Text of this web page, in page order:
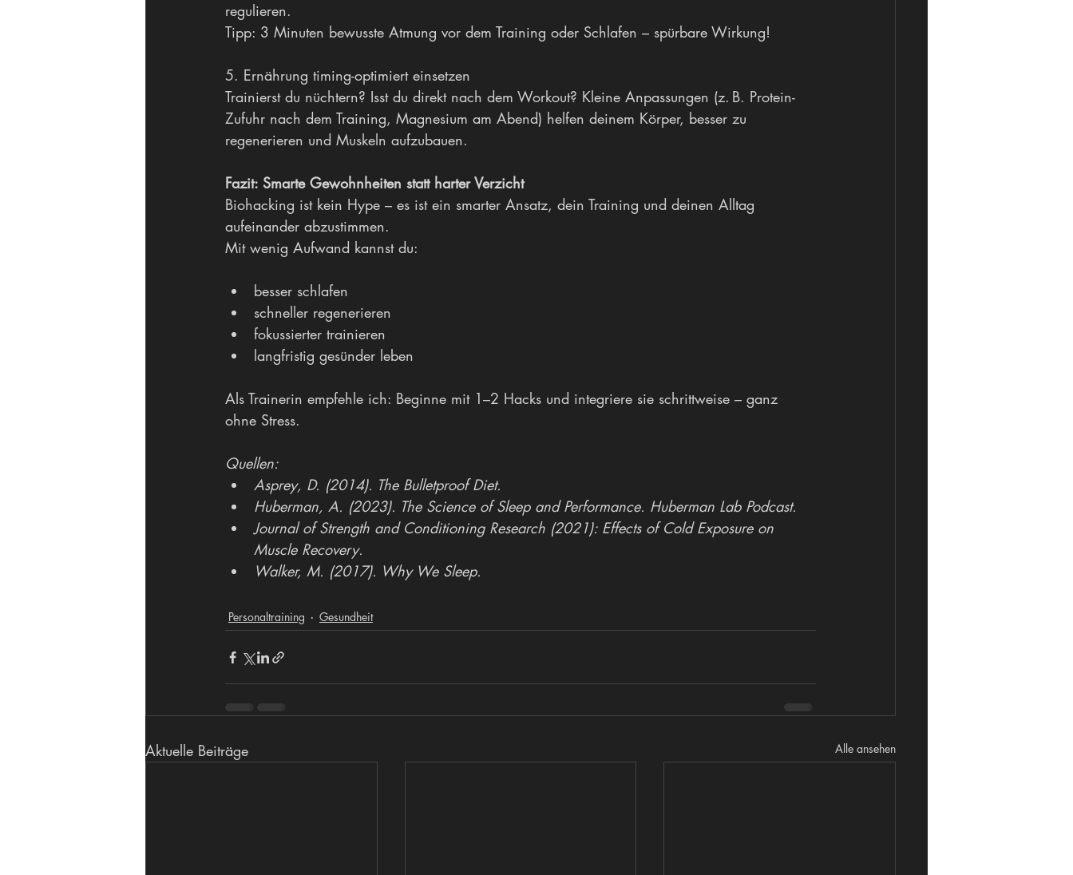
regulieren.
Tipp: 3 Minuten bewusste Atmung vor dem Training oder Schlafen – spürbare Wirkung!
5. Ernährung timing-optimiert einsetzen
Trainierst du nüchtern? Isst du direkt nach dem Workout? Kleine Anpassungen (z. B. Protein-
Zufuhr nach dem Training, Magnesium am Abend) helfen deinem Körper, besser zu
regenerieren und Muskeln aufzubauen.
Fazit: Smarte Gewohnheiten statt harter Verzicht
Biohacking ist kein Hype – es ist ein smarter Ansatz, dein Training und deinen Alltag
aufeinander abzustimmen.
Mit wenig Aufwand kannst du:
besser schlafen
schneller regenerieren
fokussierter trainieren
langfristig gesünder leben
Als Trainerin empfehle ich: Beginne mit 1–2 Hacks und integriere sie schrittweise – ganz
ohne Stress.
Quellen:
Asprey, D. (2014). The Bulletproof Diet.
Huberman, A. (2023). The Science of Sleep and Performance. Huberman Lab Podcast.
Journal of Strength and Conditioning Research (2021): Effects of Cold Exposure on
Muscle Recovery.
Walker, M. (2017). Why We Sleep.
Personaltraining Gesundheit
Aktuelle Beiträge Alle ansehen